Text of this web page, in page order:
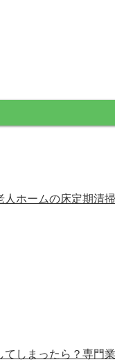
人ホームの床定期清
しまったら？専門